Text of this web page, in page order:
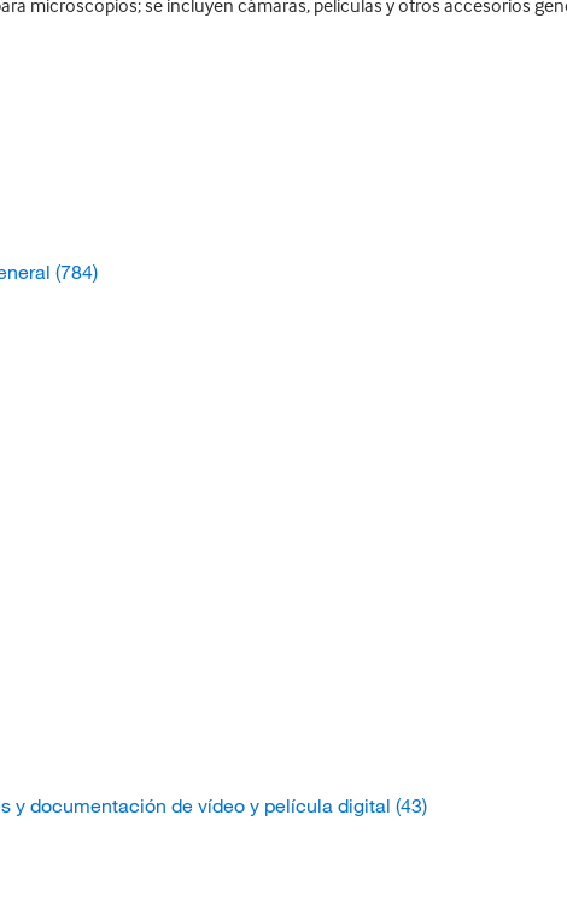
microscopios; se incluyen cámaras, películas y otros accesorios
(784)
y documentación de vídeo y película digital (43)